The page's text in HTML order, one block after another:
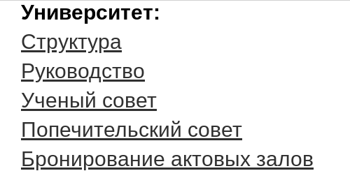
Университет:
Структура
Руководство
Ученый совет
Попечительский совет
Бронирование актовых залов